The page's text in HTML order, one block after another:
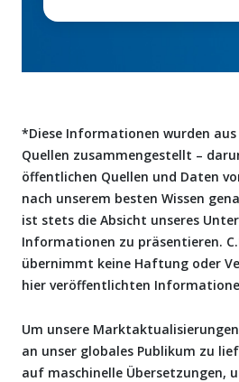
*Diese Informationen wurden aus
Quellen zusammengestellt –
öffentlichen Quellen und Daten
nach unserem besten Wissen
ist stets die Absicht unseres
Informationen zu präsentieren.
übernimmt keine Haftung oder
hier veröffentlichten
Um unsere
an unser globales Publikum zu
auf maschinelle Übersetzungen,